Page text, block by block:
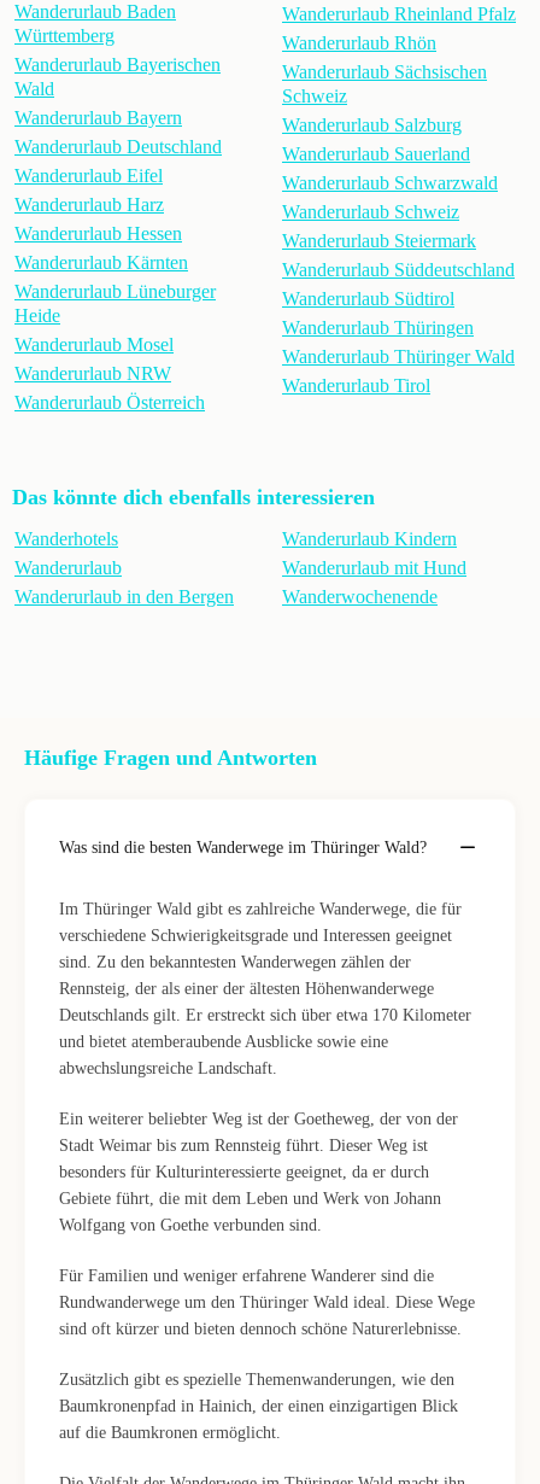
Wanderurlaub Baden
Württemberg
Wanderurlaub Bayerischen
Wald
Wanderurlaub Bayern
Wanderurlaub Deutschland
Wanderurlaub Eifel
Wanderurlaub Harz
Wanderurlaub Hessen
Wanderurlaub Kärnten
Wanderurlaub Lüneburger
Heide
Wanderurlaub Mosel
Wanderurlaub NRW
Wanderurlaub Österreich
Wanderurlaub Rheinland Pfalz
Wanderurlaub Rhön
Wanderurlaub Sächsischen
Schweiz
Wanderurlaub Salzburg
Wanderurlaub Sauerland
Wanderurlaub Schwarzwald
Wanderurlaub Schweiz
Wanderurlaub Steiermark
Wanderurlaub Süddeutschland
Wanderurlaub Südtirol
Wanderurlaub Thüringen
Wanderurlaub Thüringer Wald
Wanderurlaub Tirol
Das könnte dich ebenfalls interessieren
Wanderhotels
Wanderurlaub
Wanderurlaub in den Bergen
Wanderurlaub Kindern
Wanderurlaub mit Hund
Wanderwochenende
Häufige Fragen und Antworten
Was sind die besten Wanderwege im Thüringer Wald?
Im Thüringer Wald gibt es zahlreiche Wanderwege, die für
verschiedene Schwierigkeitsgrade und Interessen geeignet
sind. Zu den bekanntesten Wanderwegen zählen der
Rennsteig, der als einer der ältesten Höhenwanderwege
Deutschlands gilt. Er erstreckt sich über etwa 170 Kilometer
und bietet atemberaubende Ausblicke sowie eine
abwechslungsreiche Landschaft.
Ein weiterer beliebter Weg ist der Goetheweg, der von der
Stadt Weimar bis zum Rennsteig führt. Dieser Weg ist
besonders für Kulturinteressierte geeignet, da er durch
Gebiete führt, die mit dem Leben und Werk von Johann
Wolfgang von Goethe verbunden sind.
Für Familien und weniger erfahrene Wanderer sind die
Rundwanderwege um den Thüringer Wald ideal. Diese Wege
sind oft kürzer und bieten dennoch schöne Naturerlebnisse.
Zusätzlich gibt es spezielle Themenwanderungen, wie den
Baumkronenpfad in Hainich, der einen einzigartigen Blick
auf die Baumkronen ermöglicht.